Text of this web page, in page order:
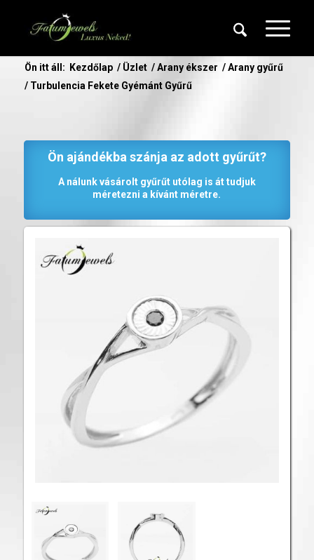
Ön itt áll: Kezdőlap / Üzlet / Arany ékszer / Arany gyűrű
/ Turbulencia Fekete Gyémánt Gyűrű
Ön ajándékba szánja az adott gyűrűt?
A nálunk vásárolt gyűrűt utólag is át tudjuk
méretezni a kívánt méretre.